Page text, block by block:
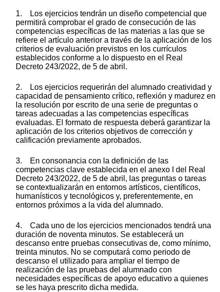
1. Los ejercicios tendrán un diseño competencial que
permitirá comprobar el grado de consecución de las
competencias específicas de las materias a las que se
refiere el artículo anterior a través de la aplicación de los
criterios de evaluación previstos en los currículos
establecidos conforme a lo dispuesto en el Real
Decreto 243/2022, de 5 de abril.
2. Los ejercicios requerirán del alumnado creatividad y
capacidad de pensamiento crítico, reflexión y madurez en
la resolución por escrito de una serie de preguntas o
tareas adecuadas a las competencias específicas
evaluadas. El formato de respuesta deberá garantizar la
aplicación de los criterios objetivos de corrección y
calificación previamente aprobados.
3. En consonancia con la definición de las
competencias clave establecida en el anexo I del Real
Decreto 243/2022, de 5 de abril, las preguntas o tareas
se contextualizarán en entornos artísticos, científicos,
humanísticos y tecnológicos y, preferentemente, en
entornos próximos a la vida del alumnado.
4. Cada uno de los ejercicios mencionados tendrá una
duración de noventa minutos. Se establecerá un
descanso entre pruebas consecutivas de, como mínimo,
treinta minutos. No se computará como periodo de
descanso el utilizado para ampliar el tiempo de
realización de las pruebas del alumnado con
necesidades específicas de apoyo educativo a quienes
se les haya prescrito dicha medida.